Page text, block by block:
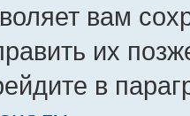
вам
их
в